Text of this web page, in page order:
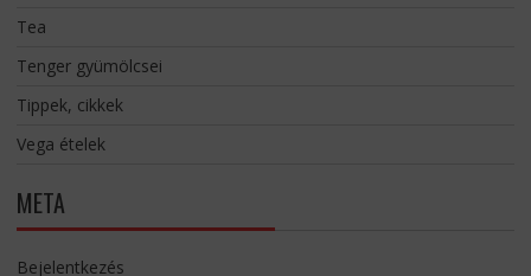
Tea
Tenger gyümölcsei
Tippek, cikkek
Vega ételek
META
Bejelentkezés